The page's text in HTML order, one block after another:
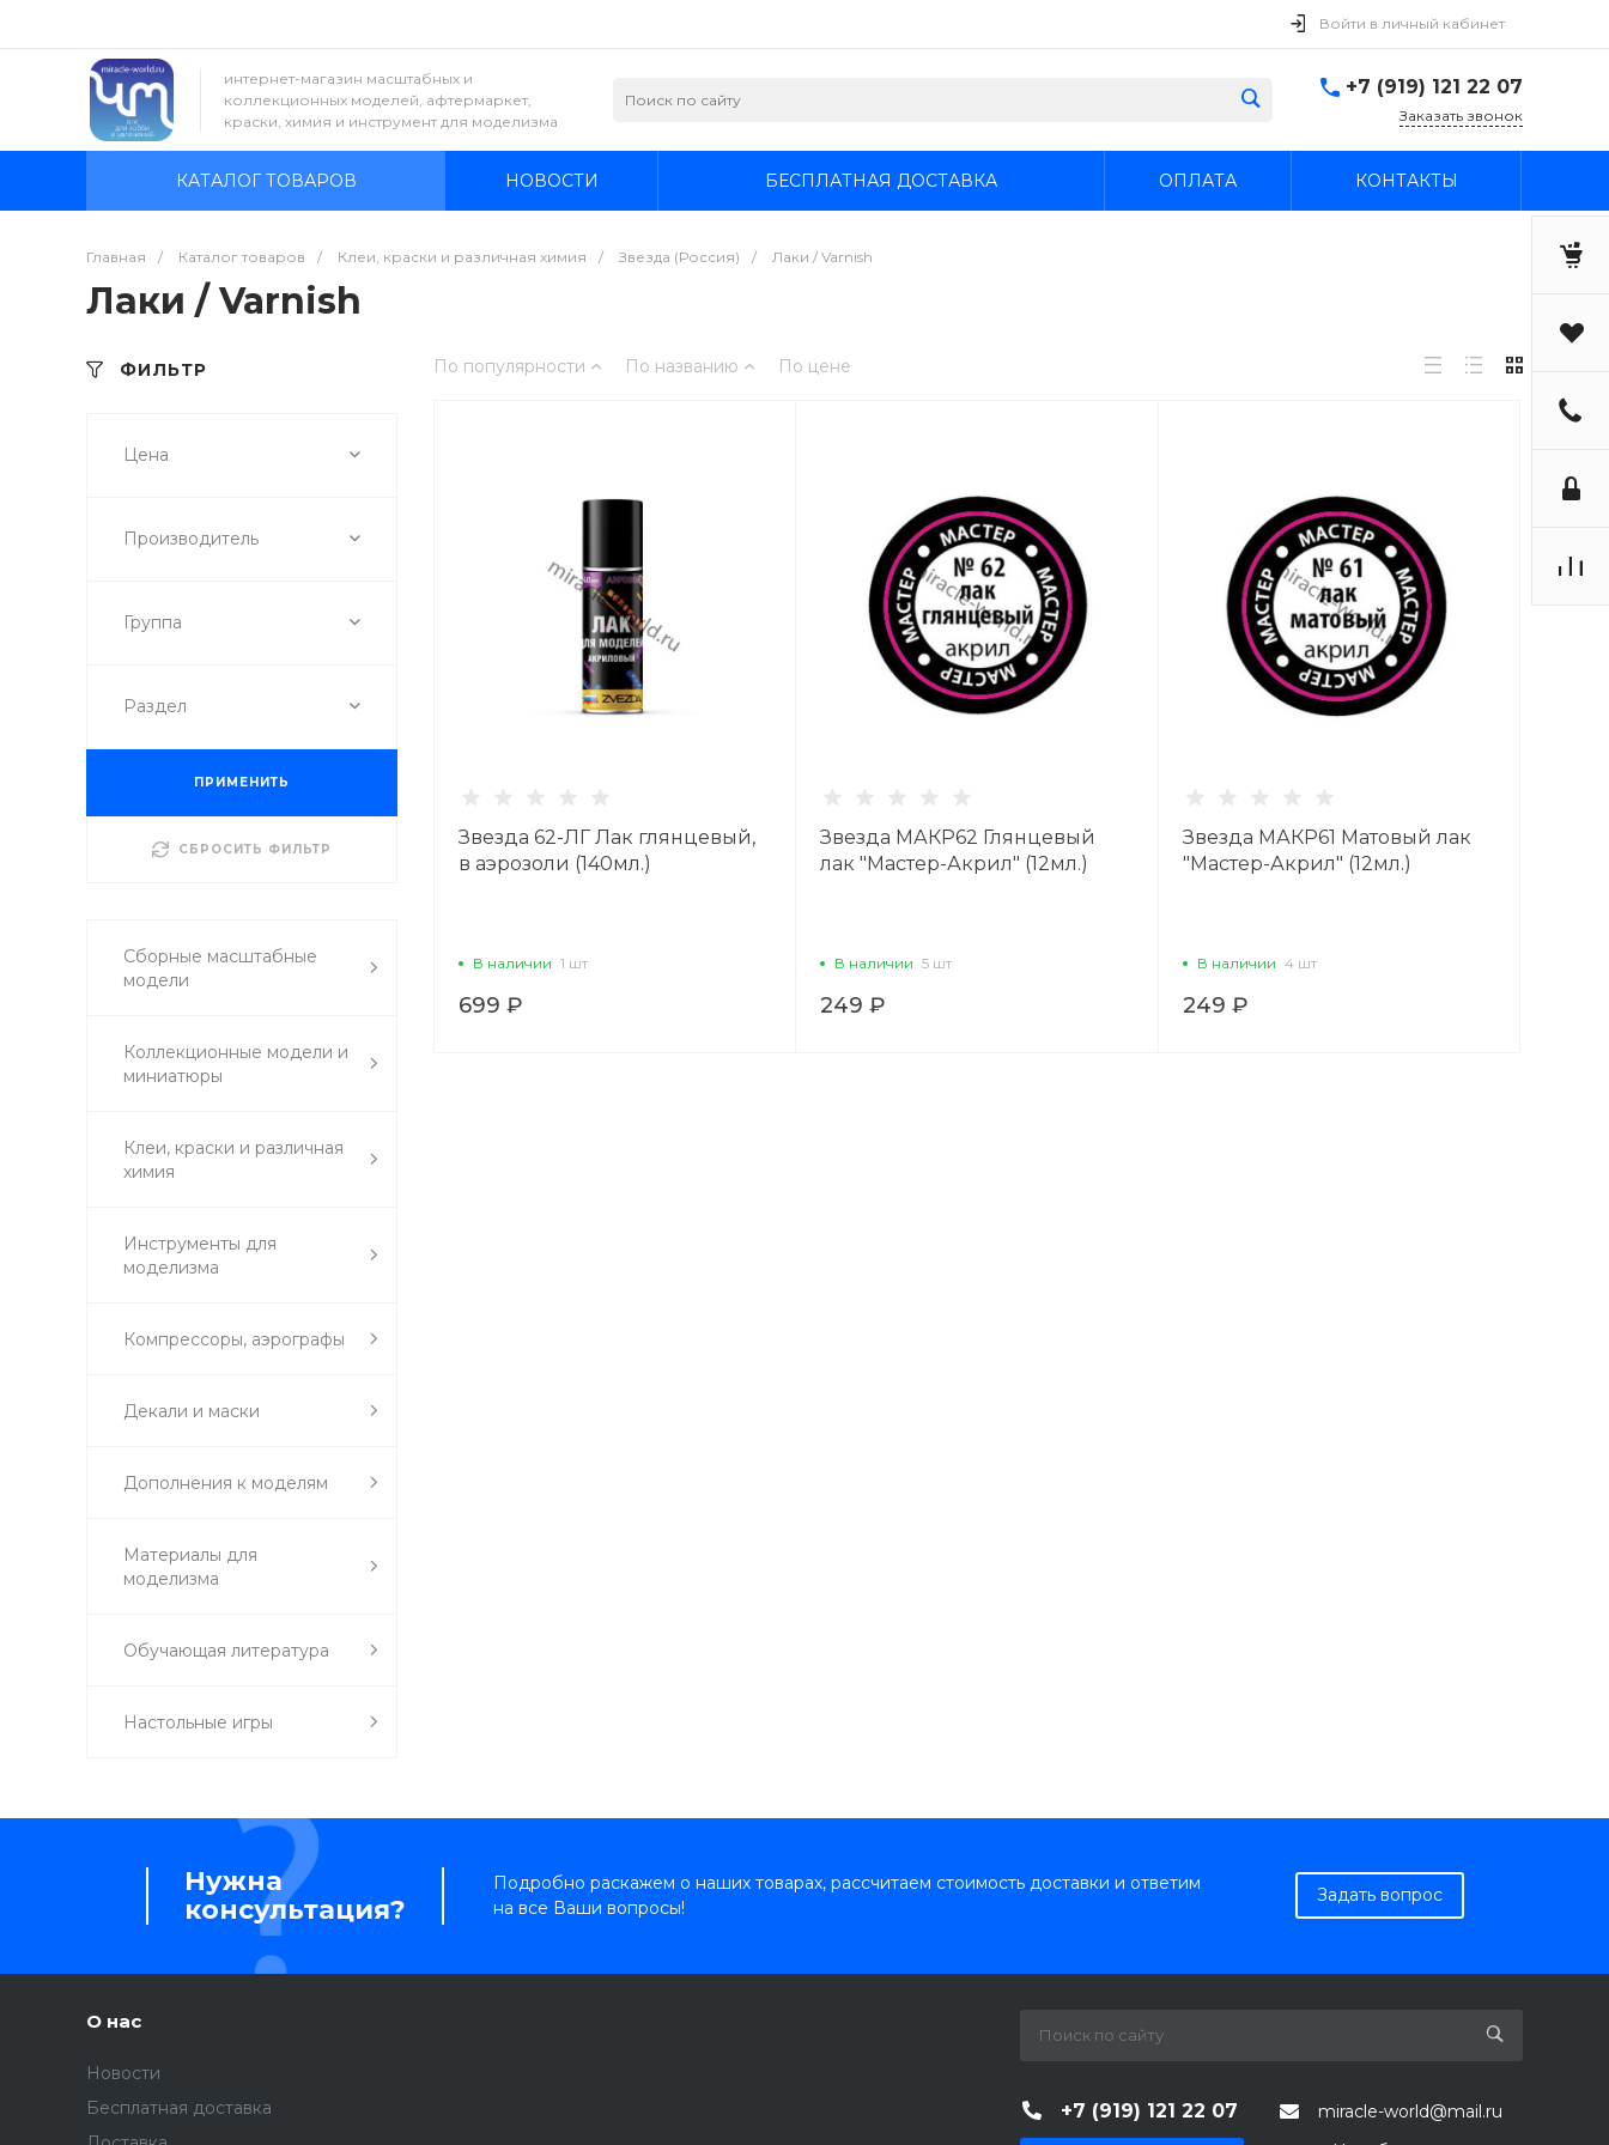
Войти в личный кабинет
интернет-магазин масштабных и
коллекционных моделей, афтермаркет,
краски, химия и инструмент для моделизма
+7 (919) 121 22 07
Заказать звонок
КАТАЛОГ ТОВАРОВ НОВОСТИ БЕСПЛАТНАЯ ДОСТАВКА ОПЛАТА КОНТАКТЫ
Главная / Каталог товаров / Клеи, краски и различная химия / Звезда (Россия) / Лаки / Varnish
Лаки / Varnish
ФИЛЬТР
Цена
Производитель
Группа
Раздел
ПРИМЕНИТЬ
СБРОСИТЬ ФИЛЬТР
Сборные масштабные
модели
Коллекционные модели и
миниатюры
Клеи, краски и различная
химия
Инструменты для
моделизма
Компрессоры, аэрографы
Декали и маски
Дополнения к моделям
Материалы для
моделизма
Обучающая литература
Настольные игры
По популярности По названию По цене
Звезда 62-ЛГ Лак глянцевый,
в аэрозоли (140мл.)
В наличии 1 шт
699 ₽
Звезда МАКР62 Глянцевый
лак "Мастер-Акрил" (12мл.)
В наличии 5 шт
249 ₽
Звезда МАКР61 Матовый лак
"Мастер-Акрил" (12мл.)
В наличии 4 шт
249 ₽
Нужна
консультация?
Подробно раскажем о наших товарах, рассчитаем стоимость доставки и ответим
на все Ваши вопросы!
Задать вопрос
О нас
Новости
Бесплатная доставка
+7 (919) 121 22 07
miracle-world@mail.ru